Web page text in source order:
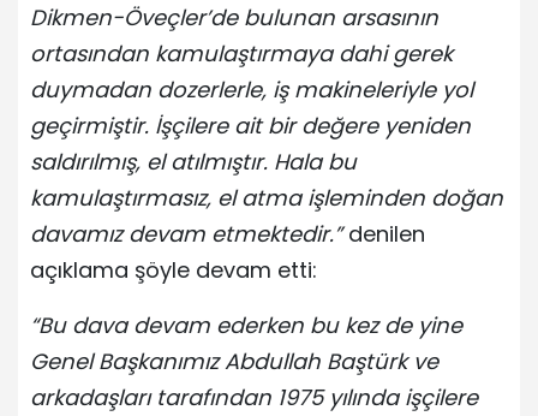
Dikmen-Öveçler’de bulunan arsasının
ortasından kamulaştırmaya dahi gerek
duymadan dozerlerle, iş makineleriyle yol
geçirmiştir. İşçilere ait bir değere yeniden
saldırılmış, el atılmıştır. Hala bu
kamulaştırmasız, el atma işleminden doğan
davamız devam etmektedir.”denilen
açıklama şöyle devam etti:
“Bu dava devam ederken bu kez de yine
Genel Başkanımız Abdullah Baştürk ve
arkadaşları tarafından 1975 yılında işçilere